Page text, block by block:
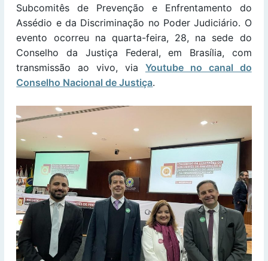
Subcomitês de Prevenção e Enfrentamento do
Assédio e da Discriminação no Poder Judiciário. O
evento ocorreu na quarta-feira, 28, na sede do
Conselho da Justiça Federal, em Brasília, com
transmissão ao vivo, via Youtube no canal do
Conselho Nacional de Justiça.